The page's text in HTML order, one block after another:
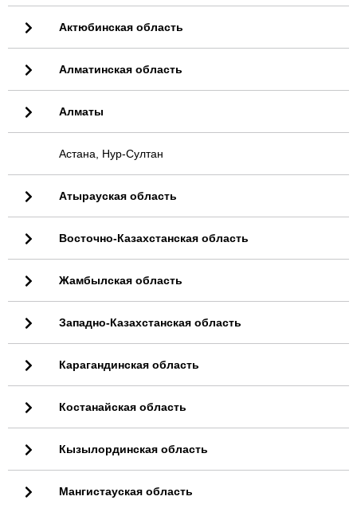
Актюбинская область
Алматинская область
Алматы
Астана, Нур-Султан
Атырауская область
Восточно-Казахстанская область
Жамбылская область
Западно-Казахстанская область
Карагандинская область
Костанайская область
Кызылординская область
Мангистауская область